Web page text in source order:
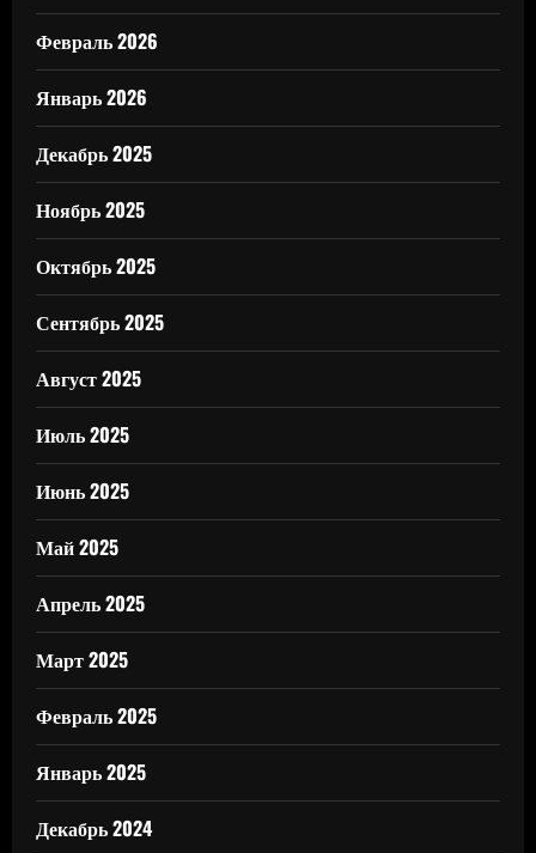
Февраль 2026
Январь 2026
Декабрь 2025
Ноябрь 2025
Октябрь 2025
Сентябрь 2025
Август 2025
Июль 2025
Июнь 2025
Май 2025
Апрель 2025
Март 2025
Февраль 2025
Январь 2025
Декабрь 2024